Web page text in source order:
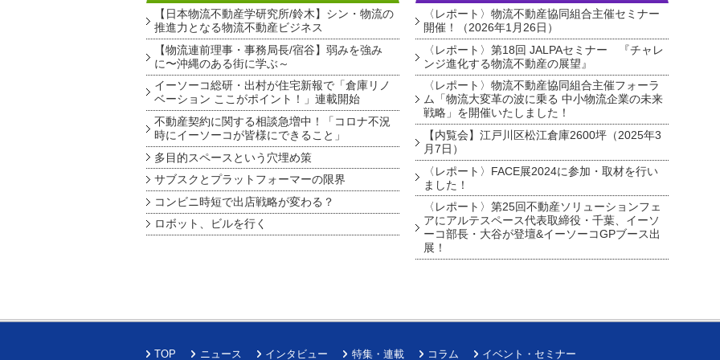
【日本物流不動産学研究所/鈴木】シン・物流の
推進力となる物流不動産ビジネス
【物流連前理事・事務局長/宿谷】弱みを強み
に〜沖縄のある街に学ぶ～
イーソーコ総研・出村が住宅新報で「倉庫リノ
ベーション ここがポイント！」連載開始
不動産契約に関する相談急増中！「コロナ不況
時にイーソーコが皆様にできること」
多目的スペースという穴埋め策
サブスクとプラットフォーマーの限界
コンビニ時短で出店戦略が変わる？
ロボット、ビルを行く
〈レポート〉物流不動産協同組合主催セミナー
開催！（2026年1月26日）
〈レポート〉第18回 JALPAセミナー 『チャレ
ンジ進化する物流不動産の展望』
〈レポート〉物流不動産協同組合主催フォーラ
ム「物流大変革の波に乗る 中小物流企業の未来
戦略」を開催いたしました！
【内覧会】江戸川区松江倉庫2600坪（2025年3
月7日）
〈レポート〉FACE展2024に参加・取材を行い
ました！
〈レポート〉第25回不動産ソリューションフェ
アにアルテスペース代表取締役・千葉、イーソ
ーコ部長・大谷が登壇&イーソーコGPブース出
展！
TOP
ニュース インタビュー 特集・連載 コラム イベント・セミナー